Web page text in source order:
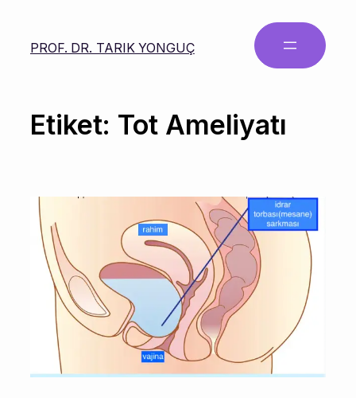
PROF. DR. TARIK YONGUÇ
Etiket: Tot Ameliyatı